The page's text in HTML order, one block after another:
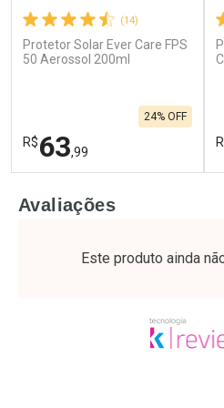
(14)
Protetor Solar Ever Care FPS
50 Aerossol 200ml
R$63,99
24% OFF
Laboratório
Por Menos
Avaliações
Este produto ainda